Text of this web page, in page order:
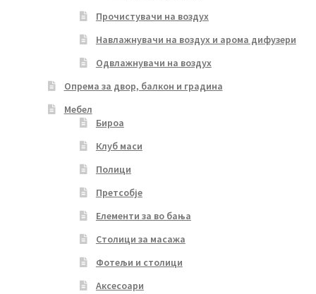
Прочистувачи на воздух
Навлажнувачи на воздух и арома дифузери
Одвлажнувачи на воздух
Опрема за двор, балкон и градина
Мебел
Бироа
Клуб маси
Полици
Претсобје
Елементи за во бања
Столици за масажа
Фотељи и столици
Аксесоари